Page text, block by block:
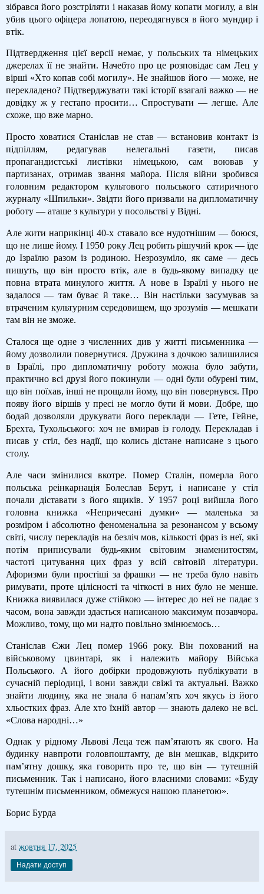
зібрався його розстріляти і наказав йому копати могилу, а він
убив цього офіцера лопатою, переодягнувся в його мундир і
втік.
Підтвердження цієї версії немає, у польських та німецьких
джерелах її не знайти. Начебто про це розповідає сам Лец у
вірші «Хто копав собі могилу». Не знайшов його — може, не
перекладено? Підтверджувати такі історії взагалі важко — не
довідку ж у гестапо просити… Спростувати — легше. Але
схоже, що вже марно.
Просто ховатися Станіслав не став — встановив контакт із
підпіллям, редагував нелегальні газети, писав
пропагандистські листівки німецькою, сам воював у
партизанах, отримав звання майора. Після війни зробився
головним редактором культового польського сатиричного
журналу «Шпильки». Звідти його призвали на дипломатичну
роботу — аташе з культури у посольстві у Відні.
Але жити наприкінці 40-х ставало все нудотнішим — боюся,
що не лише йому. І 1950 року Лец робить рішучий крок — їде
до Ізраїлю разом із родиною. Незрозуміло, як саме — десь
пишуть, що він просто втік, але в будь-якому випадку це
повна втрата минулого життя. А нове в Ізраїлі у нього не
задалося — там буває й таке… Він настільки засумував за
втраченим культурним середовищем, що зрозумів — мешкати
там він не зможе.
Сталося ще одне з численних див у житті письменника —
йому дозволили повернутися. Дружина з дочкою залишилися
в Ізраїлі, про дипломатичну роботу можна було забути,
практично всі друзі його покинули — одні були обурені тим,
що він поїхав, інші не прощали йому, що він повернувся. Про
появу його віршів у пресі не могло бути й мови. Добре, що
бодай дозволяли друкувати його переклади — Гете, Гейне,
Брехта, Тухольського: хоч не вмирав із голоду. Перекладав і
писав у стіл, без надії, що колись дістане написане з цього
столу.
Але часи змінилися вкотре. Помер Сталін, померла його
польська реінкарнація Болеслав Берут, і написане у стіл
почали діставати з його ящиків. У 1957 році вийшла його
головна книжка «Непричесані думки» — маленька за
розміром і абсолютно феноменальна за резонансом у всьому
світі, числу перекладів на безліч мов, кількості фраз із неї, які
потім приписували будь-яким світовим знаменитостям,
частоті цитування цих фраз у всій світовій літератури.
Афоризми були простіші за фрашки — не треба було навіть
римувати, проте цілісності та чіткості в них було не менше.
Книжка виявилася дуже стійкою — інтерес до неї не падає з
часом, вона завжди здається написаною максимум позавчора.
Можливо, тому, що ми надто повільно змінюємось…
Станіслав Єжи Лец помер 1966 року. Він похований на
військовому цвинтарі, як і належить майору Війська
Польського. А його добірки продовжують публікувати в
сучасній періодиці, і вони завжди свіжі та актуальні. Важко
знайти людину, яка не знала б напам’ять хоч якусь із його
хльостких фраз. Але хто їхній автор — знають далеко не всі.
«Слова народні…»
Однак у рідному Львові Леца теж пам’ятають як свого. На
будинку навпроти головпоштамту, де він мешкав, відкрито
пам’ятну дошку, яка говорить про те, що він — тутешній
письменник. Так і написано, його власними словами: «Буду
тутешнім письменником, обмежуся нашою планетою».
Борис Бурда
at жовтня 17, 2025
Надати доступ